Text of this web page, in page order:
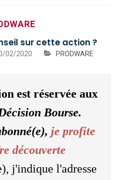
sur cette action ?
02/2020 PRODWARE
est réservée aux
Bourse.
je profite
découverte
j'indique l'adresse